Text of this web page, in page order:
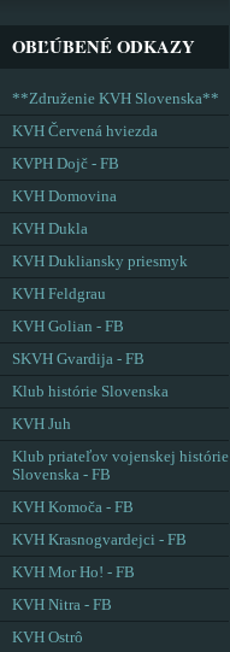
OBĽÚBENÉ ODKAZY
**Združenie KVH Slovenska**
KVH Červená hviezda
KVPH Dojč - FB
KVH Domovina
KVH Dukla
KVH Dukliansky priesmyk
KVH Feldgrau
KVH Golian - FB
SKVH Gvardija - FB
Klub histórie Slovenska
KVH Juh
Klub priateľov vojenskej histórie
Slovenska - FB
KVH Komoča - FB
KVH Krasnogvardejci - FB
KVH Mor Ho! - FB
KVH Nitra - FB
KVH Ostrô